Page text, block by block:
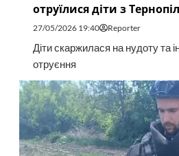
отруїлися діти з
27/05/2026 19:40 Reporter
Діти скаржилася на нудоту та
отруєння